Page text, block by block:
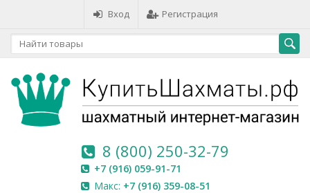
Вход Регистрация
8 (800) 250-32-79
+7 (916) 059-91-71
Макс: +7 (916) 359-08-51